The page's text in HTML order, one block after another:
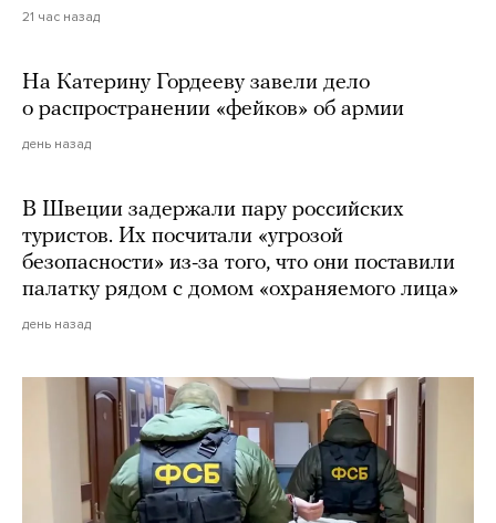
21 час назад
На Катерину Гордееву завели дело
о распространении «фейков» об армии
день назад
В Швеции задержали пару российских
туристов. Их посчитали «угрозой
безопасности» из-за того, что они поставили
палатку рядом с домом «охраняемого лица»
день назад